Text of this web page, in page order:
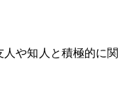
や知人と積極的に関